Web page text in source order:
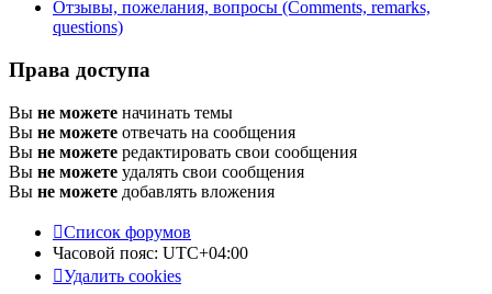
Отзывы, пожелания, вопросы (Comments, remarks,
questions)
Права доступа
Вы не можете начинать темы
Вы не можете отвечать на сообщения
Вы не можете редактировать свои сообщения
Вы не можете удалять свои сообщения
Вы не можете добавлять вложения
Список форумов
Часовой пояс: UTC+04:00
Удалить cookies